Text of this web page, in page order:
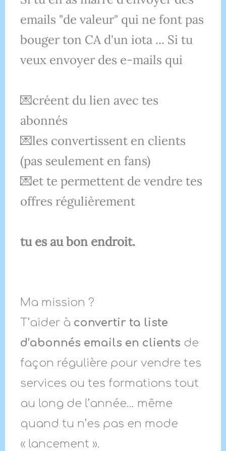
emails "de valeur" qui ne font pas
bouger ton CA d'un iota ... Si tu
veux envoyer des e-mails qui
💌créent du lien avec tes
abonnés
💌les convertissent en clients
(pas seulement en fans)
💌et te permettent de vendre tes
offres régulièrement
tu es au bon endroit.
Ma mission ?
T’aider à convertir ta liste
d’abonnés emails en clients de
façon régulière pour vendre tes
services ou tes formations tout
au long de l’année… même
quand tu n’es pas en mode
« lancement ».